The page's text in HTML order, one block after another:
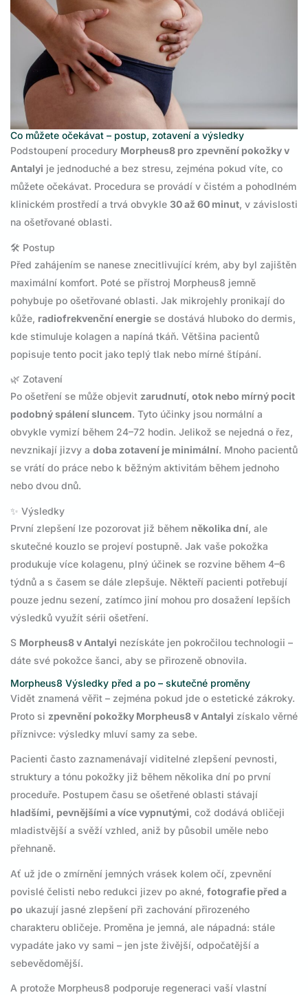
Co můžete očekávat – postup, zotavení a výsledky
Podstoupení procedury Morpheus8 pro zpevnění pokožky v
Antalyi je jednoduché a bez stresu, zejména pokud víte, co
můžete očekávat. Procedura se provádí v čistém a pohodlném
klinickém prostředí a trvá obvykle 30 až 60 minut, v závislosti
na ošetřované oblasti.
🛠️ Postup
Před zahájením se nanese znecitlivující krém, aby byl zajištěn
maximální komfort. Poté se přístroj Morpheus8 jemně
pohybuje po ošetřované oblasti. Jak mikrojehly pronikají do
kůže, radiofrekvenční energie se dostává hluboko do dermis,
kde stimuluje kolagen a napíná tkáň. Většina pacientů
popisuje tento pocit jako teplý tlak nebo mírné štípání.
🌿 Zotavení
Po ošetření se může objevit zarudnutí, otok nebo mírný pocit
podobný spálení sluncem. Tyto účinky jsou normální a
obvykle vymizí během 24–72 hodin. Jelikož se nejedná o řez,
nevznikají jizvy a doba zotavení je minimální. Mnoho pacientů
se vrátí do práce nebo k běžným aktivitám během jednoho
nebo dvou dnů.
✨ Výsledky
První zlepšení lze pozorovat již během několika dní, ale
skutečné kouzlo se projeví postupně. Jak vaše pokožka
produkuje více kolagenu, plný účinek se rozvine během 4–6
týdnů a s časem se dále zlepšuje. Někteří pacienti potřebují
pouze jednu sezení, zatímco jiní mohou pro dosažení lepších
výsledků využít sérii ošetření.
S Morpheus8 v Antalyi nezískáte jen pokročilou technologii –
dáte své pokožce šanci, aby se přirozeně obnovila.
Morpheus8 Výsledky před a po – skutečné proměny
Vidět znamená věřit – zejména pokud jde o estetické zákroky.
Proto si zpevnění pokožky Morpheus8 v Antalyi získalo věrné
příznivce: výsledky mluví samy za sebe.
Pacienti často zaznamenávají viditelné zlepšení pevnosti,
struktury a tónu pokožky již během několika dní po první
proceduře. Postupem času se ošetřené oblasti stávají
hladšími, pevnějšími a více vypnutými, což dodává obličeji
mladistvější a svěží vzhled, aniž by působil uměle nebo
přehnaně.
Ať už jde o zmírnění jemných vrásek kolem očí, zpevnění
povislé čelisti nebo redukci jizev po akné, fotografie před a
po ukazují jasné zlepšení při zachování přirozeného
charakteru obličeje. Proměna je jemná, ale nápadná: stále
vypadáte jako vy sami – jen jste živější, odpočatější a
sebevědomější.
A protože Morpheus8 podporuje regeneraci vaší vlastní